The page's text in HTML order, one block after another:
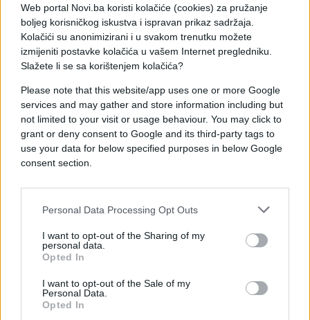
Web portal Novi.ba koristi kolačiće (cookies) za pružanje
boljeg korisničkog iskustva i ispravan prikaz sadržaja.
Kolačići su anonimizirani i u svakom trenutku možete
izmijeniti postavke kolačića u vašem Internet pregledniku.
Slažete li se sa korištenjem kolačića?
Please note that this website/app uses one or more Google
services and may gather and store information including but
not limited to your visit or usage behaviour. You may click to
grant or deny consent to Google and its third-party tags to
use your data for below specified purposes in below Google
consent section.
Personal Data Processing Opt Outs
I want to opt-out of the Sharing of my
personal data.
Opted In
I want to opt-out of the Sale of my
Personal Data.
Opted In
Onda smo videli zloupotrebu podataka. Ko ste vi da
iznosite podatke o tome ko su koja lica? Šta su
počinili? Što ih niste uhapsili ako su počinili neki
kriminal? Što ih niste zadržali ako su počinili neki
A zadržali biste ih da su bilo šta imali kod sebe, da
su bokser imali kod sebe, budalaštinu, perorez da
su imali kod sebe, zadržali biste ih u pritvoru pošto
ste tako strašno i željno čekali da pokažete Srbiju
kao destabilizujući faktor ili ne znam šta sve. Pošto
iznošenje snimaka sa nadzornih kamera na koje
nemate pravo, i sve drugo, ne bi li se prikazala Srbija
kao nekakav destabilizujući faktor. Iako, nemojte da
se ljutite, nisu građani Srbije ubijali na ulicama
Podgorice i na ulicama Nikšića, već obrnuto. I pri
svemu tome ja pozivam, pošto sam video sad
reakciju naših državnih organa koji se ponašaju u